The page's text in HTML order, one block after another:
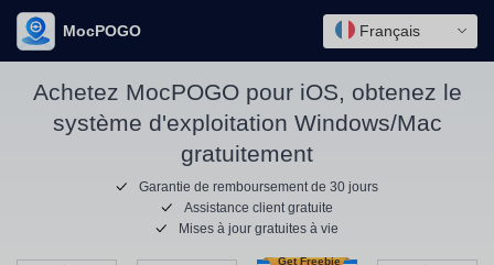
MocPOGO Français
Achetez MocPOGO pour iOS, obtenez le
système d'exploitation Windows/Mac
gratuitement
Garantie de remboursement de 30 jours
Assistance client gratuite
Mises à jour gratuites à vie